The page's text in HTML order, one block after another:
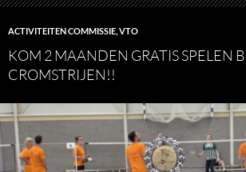
ACTIVITEITEN COMMISSIE VTO
KOM 2 MAANDEN GRATIS SPELEN
CROMSTRIJEN!!